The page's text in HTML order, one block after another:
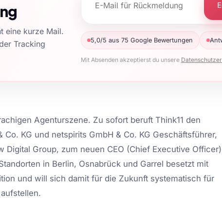
eine kurze Mail.
Tracking
5,0/5 aus 75 Google Bewertungen
Mit Absenden akzeptierst du unsere
Agenturszene. Zu sofort beruft Think11 den
Co. KG und netspirits GmbH & Co. KG Geschäftsführer,
Digital Group, zum neuen CEO (Chief Executive
in Berlin, Osnabrück und Garrel besetzt mit
und will sich damit für die Zukunft systematisch für